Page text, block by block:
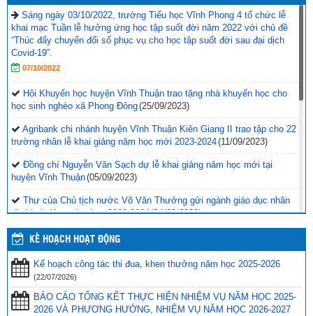
Sáng ngày 03/10/2022, trường Tiểu học Vĩnh Phong 4 tổ chức lễ
khai mạc Tuần lễ hưởng ứng học tập suốt đời năm 2022 với chủ đề
“Thúc đẩy chuyển đổi số phục vụ cho học tập suốt đời sau đại dịch
Covid-19”.
07/10/2022
Hội Khuyến học huyện Vĩnh Thuận trao tặng nhà khuyến học cho
học sinh nghèo xã Phong Đông(25/09/2023)
Agribank chi nhánh huyện Vĩnh Thuận Kiên Giang II trao tập cho 22
trường nhân lễ khai giảng năm học mới 2023-2024(11/09/2023)
Đồng chí Nguyễn Văn Sạch dự lễ khai giảng năm học mới tại
huyện Vĩnh Thuận(05/09/2023)
Thư của Chủ tịch nước Võ Văn Thưởng gửi ngành giáo dục nhân
dịp khai giảng năm học 2023-2024(04/09/2023)
Phối hợp với ngành giáo dục trên địa bàn huyện Vĩnh Thuận trong
công tác thu hộ học phí(30/08/2023)
Vĩnh Thuận sẵn sàng cho năm học mới 2023-2024
Tổng kết năm học 2022-2023 và triển khai phương hướng, nhiệm
vụ trọng tâm năm học 2023-2024(30/08/2023)
KẾ HOẠCH HOẠT ĐỘNG
Kế hoạch công tác thi đua, khen thưởng năm học 2025-2026
(22/07/2026)
BÁO CÁO TỔNG KẾT THỰC HIỆN NHIỆM VỤ NĂM HỌC 2025-
2026 VÀ PHƯƠNG HƯỚNG, NHIỆM VỤ NĂM HỌC 2026-2027